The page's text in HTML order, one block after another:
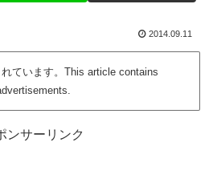
2014.09.11
ています。This article contains
ンサーリンク